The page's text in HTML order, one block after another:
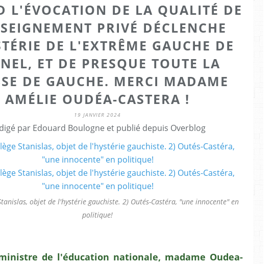
L'ÉVOCATION DE LA QUALITÉ DE
PRIVÉ DÉCLENCHE
DE L'EXTRÊME GAUCHE DE
ET DE PRESQUE TOUTE LA
DE GAUCHE. MERCI MADAME
AMÉLIE OUDÉA-CASTERA !
19 JANVIER 2024
par Edouard Boulogne et publié depuis Overblog
objet de l'hystérie gauchiste. 2) Outés-Castéra, "une innocente" en
politique!
de l'éducation nationale, madame Oudea-